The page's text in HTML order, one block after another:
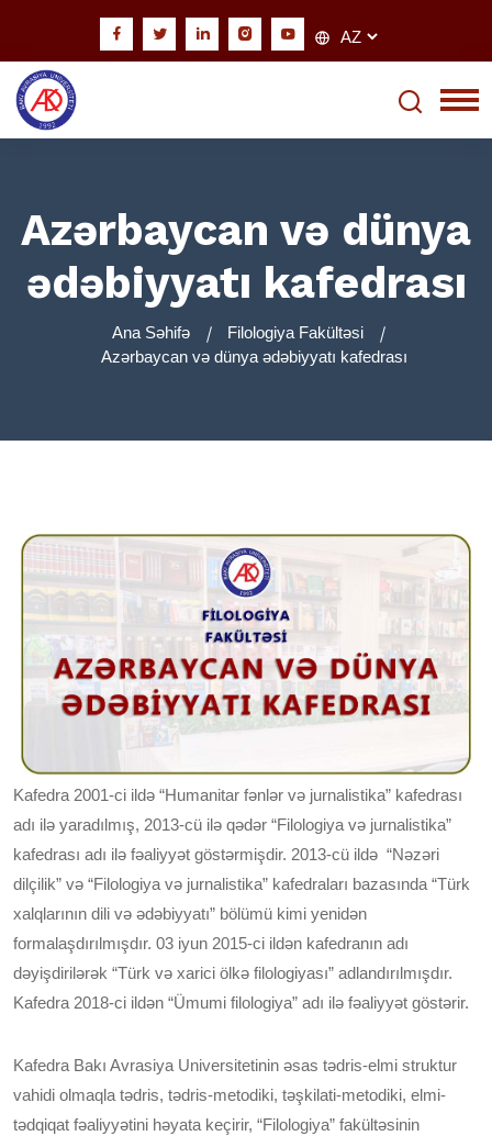
Azərbaycan və dünya
ədəbiyyatı kafedrası
Ana Səhifə
Filologiya Fakültəsi
Azərbaycan və dünya ədəbiyyatı kafedrası
Kafedra 2001-ci ildə “Humanitar fənlər və jurnalistika” kafedrası
adı ilə yaradılmış, 2013-cü ilə qədər “Filologiya və jurnalistika”
kafedrası adı ilə fəaliyyət göstərmişdir. 2013-cü ildə “Nəzəri
dilçilik” və “Filologiya və jurnalistika” kafedraları bazasında “Türk
xalqlarının dili və ədəbiyyatı” bölümü kimi yenidən
formalaşdırılmışdır. 03 iyun 2015-ci ildən kafedranın adı
dəyişdirilərək “Türk və xarici ölkə filologiyası” adlandırılmışdır.
Kafedra 2018-ci ildən “Ümumi filologiya” adı ilə fəaliyyət göstərir.
Kafedra Bakı Avrasiya Universitetinin əsas tədris-elmi struktur
vahidi olmaqla tədris, tədris-metodiki, təşkilati-metodiki, elmi-
tədqiqat fəaliyyətini həyata keçirir, “Filologiya” fakültəsinin